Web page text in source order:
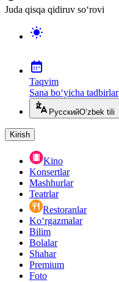
Juda qisqa qidiruv so‘rovi
Taqvim
Sana bo‘yicha tadbirlar
РусскийO‘zbek tili
Kirish
Kino
Konsertlar
Mashhurlar
Teatrlar
Restoranlar
Ko‘rgazmalar
Bilim
Bolalar
Shahar
Premium
Foto